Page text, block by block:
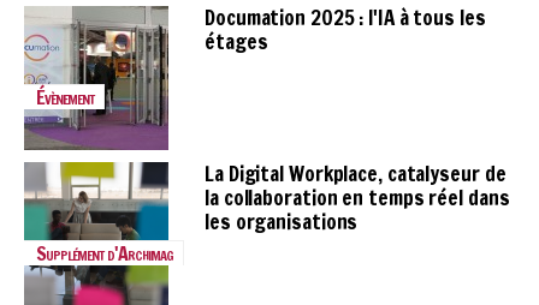
Évènement
Documation 2025 : l'IA à tous les
étages
Supplément d'Archimag
La Digital Workplace, catalyseur de
la collaboration en temps réel dans
les organisations